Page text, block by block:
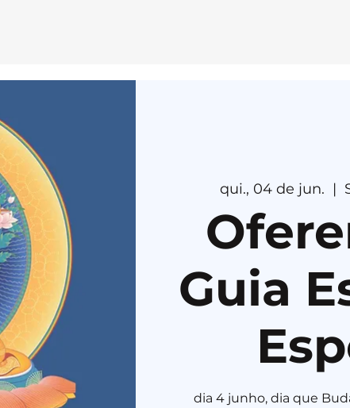
MEDI
RU
qui., 04 de jun.
  |
Guia
dia 4 junho, dia que